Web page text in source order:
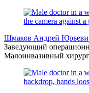
Шмаков Андрей
Заведующий
Малоинвазивный хирург